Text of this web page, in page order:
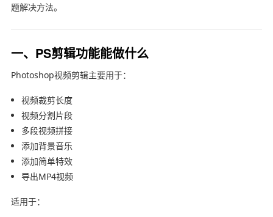
题解决方法。
一、PS剪辑功能能做什么
Photoshop视频剪辑主要用于：
视频裁剪长度
视频分割片段
多段视频拼接
添加背景音乐
添加简单特效
导出MP4视频
适用于：